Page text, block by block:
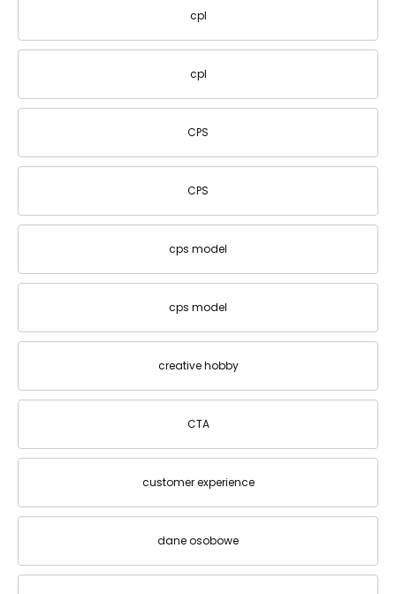
cpl
cpl
CPS
CPS
cps model
cps model
creative hobby
CTA
customer experience
dane osobowe